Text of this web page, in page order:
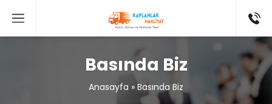
Basında Biz
Anasayfa » Basında Biz